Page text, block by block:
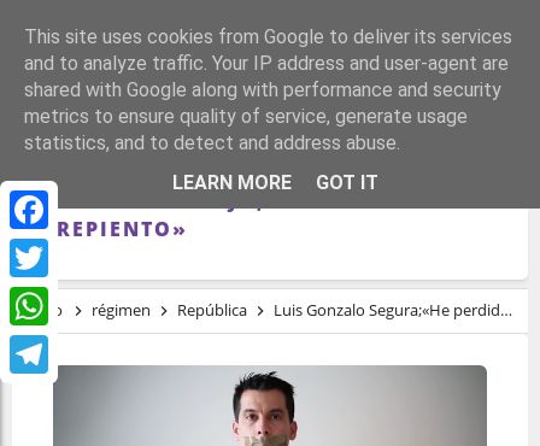
Facebook
Twitter
WhatsApp
LUIS GONZALO SEGURA;«HE PERDIDO MI
VIDA Y MI TRABAJO, PERO NO ME
ARREPIENTO»
Inicio régimen República Luis Gonzalo Segura;«He perdido mi vida y mi trabajo, pero no me arrepiento»
This site uses cookies from Google to deliver its services
and to analyze traffic. Your IP address and user-agent are
shared with Google along with performance and security
metrics to ensure quality of service, generate usage
statistics, and to detect and address abuse.
LEARN MORE
GOT IT